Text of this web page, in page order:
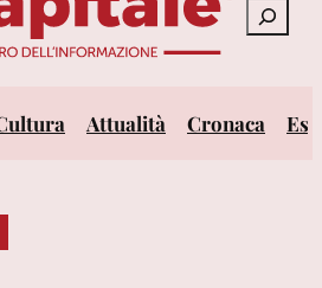
Cerca
Attualità Cronaca